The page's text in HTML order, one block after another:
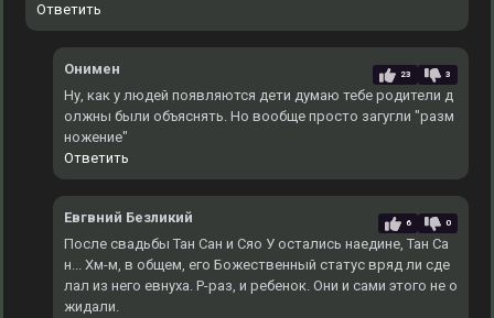
Ответить
Онимен 23 3
Ну, как у людей появляются дети думаю тебе родители д
олжны были объяснять. Но вообще просто загугли "разм
ножение"
Ответить
Евгвний Безликий 6 0
После свадьбы Тан Сан и Сяо У остались наедине, Тан Са
н... Хм-м, в общем, его Божественный статус вряд ли сде
лал из него евнуха. Р-раз, и ребенок. Они и сами этого не о
жидали.